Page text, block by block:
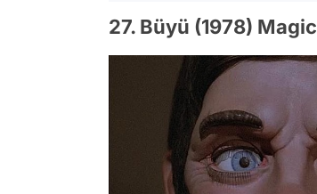
27. Büyü (1978) Magic